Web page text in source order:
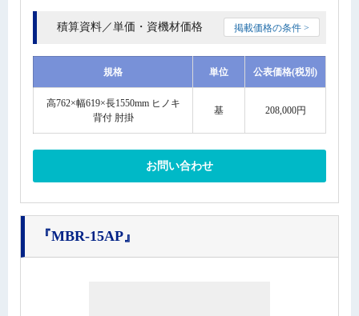
積算資料／単価・資機材価格 掲載価格の条件 >
規格 単位 公表価格(税別)
高762×幅619×長1550mm ヒノキ
背付 肘掛
基 208,000円
お問い合わせ
『MBR-15AP』